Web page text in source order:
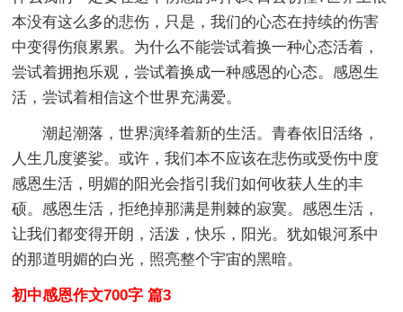
本没有这么多的悲伤，只是，我们的心态在持续的伤害
中变得伤痕累累。为什么不能尝试着换一种心态活着，
尝试着拥抱乐观，尝试着换成一种感恩的心态。感恩生
活，尝试着相信这个世界充满爱。
潮起潮落，世界演绎着新的生活。青春依旧活络，
人生几度婆娑。或许，我们本不应该在悲伤或受伤中度
感恩生活，明媚的阳光会指引我们如何收获人生的丰
硕。感恩生活，拒绝掉那满是荆棘的寂寞。感恩生活，
让我们都变得开朗，活泼，快乐，阳光。犹如银河系中
的那道明媚的白光，照亮整个宇宙的黑暗。
初中感恩作文700字 篇3